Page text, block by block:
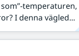
temperaturen,
I denna vägled...